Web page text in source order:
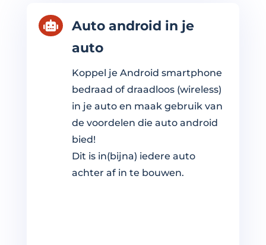

Auto android in je
auto
Koppel je Android smartphone
bedraad of draadloos (wireless)
in je auto en maak gebruik van
de voordelen die auto android
bied!
Dit is in(bijna) iedere auto
achter af in te bouwen.